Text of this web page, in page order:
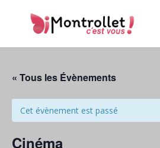
« Tous les Évènements
Cet évènement est passé
Cinéma